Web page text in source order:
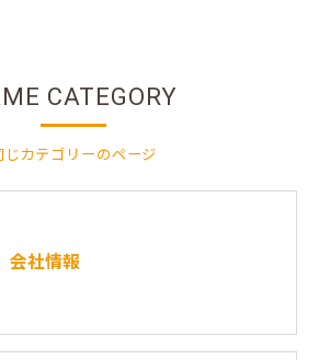
じカテゴリーのページ
CATEGORY
会社情報